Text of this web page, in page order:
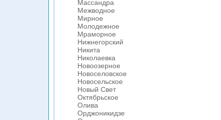
Массандра
Межводное
Мирное
Молодежное
Мраморное
Нижнегорский
Никита
Николаевка
Новоозерное
Новоселовское
Новосельское
Новый Свет
Октябрьское
Олива
Орджоникидзе